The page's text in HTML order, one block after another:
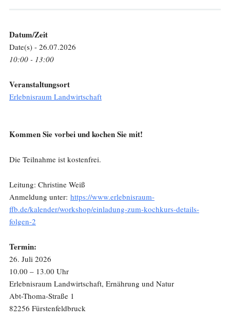
Datum/Zeit
Date(s) - 26.07.2026
10:00 - 13:00
Veranstaltungsort
Erlebnisraum Landwirtschaft
Kommen Sie vorbei und kochen Sie mit!
Die Teilnahme ist kostenfrei.
Leitung: Christine Weiß
Anmeldung unter: https://www.erlebnisraum-
ffb.de/kalender/workshop/einladung-zum-kochkurs-details-
folgen-2
Termin:
26. Juli 2026
10.00 – 13.00 Uhr
Erlebnisraum Landwirtschaft, Ernährung und Natur
Abt-Thoma-Straße 1
82256 Fürstenfeldbruck